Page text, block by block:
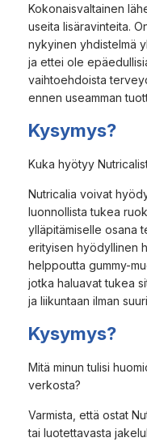
Kokonaisvaltainen
useita lisäravinteita.
nykyinen yhdistelmä
ja ettei ole
vaihtoehdoista
ennen useamman
Kysymys?
Kuka hyötyy
Nutricalia voivat
luonnollista tukea
ylläpitämiselle osana
erityisen hyödyllinen
helppoutta gummy-
jotka haluavat tukea
ja liikuntaan ilman
Kysymys?
Mitä minun tulisi
verkosta?
Varmista, että ostat
tai luotettavasta